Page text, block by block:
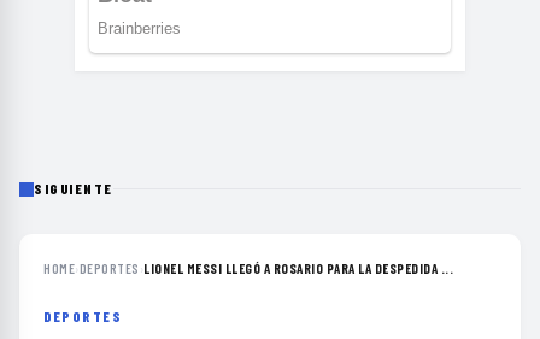
SIGUIENTE
HOME›DEPORTES ›LIONEL MESSI LLEGÓ A ROSARIO PARA LA DESPEDIDA ...
DEPORTES